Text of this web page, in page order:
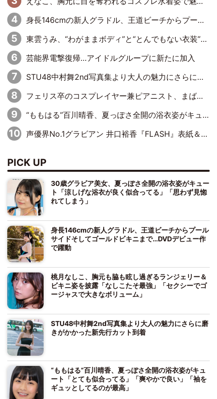
身長146cmの新人グラドル、王道ビーチからプールサイドそしてゴールドビキニまで…DVDデビュー作で躍動
東雲うみ、“わがままボディ”と“とんでもない衣装”で誘惑「パーフェクトなスタイル」「くびれがステキ」「やみつきになるボディ」
芸能界電撃復帰…アイドルグループに新たに加入
STU48中村舞2nd写真集より大人の魅力にさらに磨きがかかった新先行カット到着
フェリス卒のコスプレイヤー兼ピアニスト、まばゆいばかりのグラビアショット
“ももはる”百川晴香、夏っぽさ全開の浴衣姿がキュート「とても似合ってる」「爽やかで良い」「袖をギュッとしてるのが最高」
声優界No.1グラビアン 井口裕香『FLASH』表紙＆巻頭を飾る
PICK UP
30歳グラビア美女、夏っぽさ全開の浴衣姿がキュー
ト「涼しげな浴衣が良く似合ってる」「思わず見惚
れてしまう」
身長146cmの新人グラドル、王道ビーチからプール
サイドそしてゴールドビキニまで…DVDデビュー作
で躍動
桃月なしこ、胸元も脇も眩し過ぎるランジェリー＆
ビキニ姿を披露「なしこたそ最強」「セクシーでゴ
ージャスで大きなボリューム」
STU48中村舞2nd写真集より大人の魅力にさらに磨
きがかかった新先行カット到着
“ももはる”百川晴香、夏っぽさ全開の浴衣姿がキュ
ート「とても似合ってる」「爽やかで良い」「袖を
ギュッとしてるのが最高」